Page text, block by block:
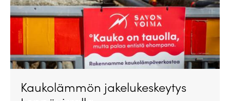
Kaukolämmön jakelukeskeytys